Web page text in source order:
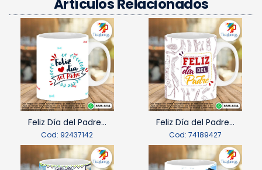
Artículos Relacionados
Feliz Día del Padre...
Cod: 92437142
Feliz Día del Padre...
Cod: 74189427